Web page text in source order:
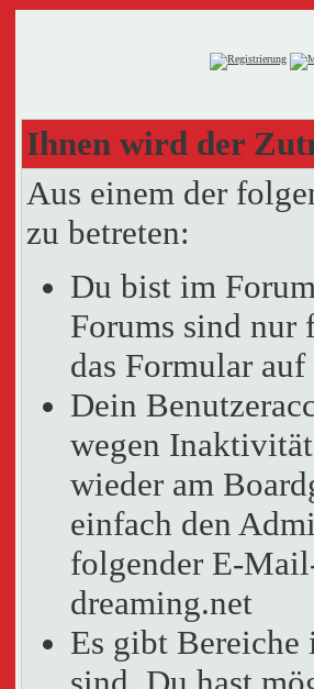
Ihnen wird der
Aus einem der
zu betreten:
Du bist im
Forums sind nur
das Formular
Dein
wegen
wieder am
einfach den
folgender E-
dreaming.net
Es gibt Bereiche